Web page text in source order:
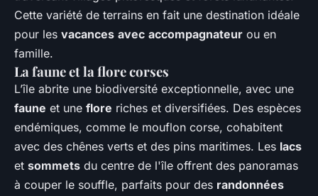
Cette variété de terrains en fait une destination idéale
pour les vacances avec accompagnateur ou en
famille.
La faune et la flore corses
L’île abrite une biodiversité exceptionnelle, avec une
faune et une flore riches et diversifiées. Des espèces
endémiques, comme le mouflon corse, cohabitent
avec des chênes verts et des pins maritimes. Les lacs
et sommets du centre de l'île offrent des panoramas
à couper le souffle, parfaits pour des randonnées